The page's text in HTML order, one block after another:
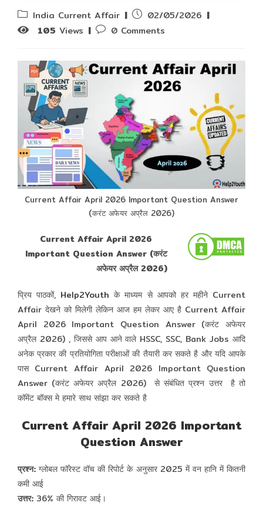
Post
category:
India Current Affair
Post
published:
02/05/2026
105 Views
Post0 Comments
Current Affair April 2026 Important Question Answer
(करंट अफेयर अप्रैल 2026)
Current Affair April 2026
Important Question Answer (करंट
अफेयर अप्रैल 2026)
प्रिय पाठकों, Help2Youth के माध्यम से आपको हर महीने Current
Affair देखने को मिलेगी लेकिन आज हम लेकर आए है Current Affair
April 2026 Important Question Answer (करंट अफेयर
अप्रैल 2026) , जिससे आप आने वाले HSSC, SSC, Bank Jobs आदि
अनेक प्रकार की प्रतियोगिता परीक्षाओं की तैयारी कर सकते है और यदि आपके
पास Current Affair April 2026 Important Question
Answer (करंट अफेयर अप्रैल 2026) से संबंधित प्रश्न उत्तर है तो
कॉमेंट बॉक्स मे हमारे साथ सांझा कर सकते है
Current Affair April 2026 Important
Question Answer
प्रश्न:ग्लोबल फॉरेस्ट वॉच की रिपोर्ट के अनुसार 2025 में वन हानि में कितनी
कमी आई
उत्तर:36% की गिरावट आई।